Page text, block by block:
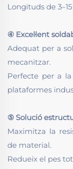
Longituds de
④ Excel·lent
Adequat per a
mecanitzar.
Perfecte per a
plataformes
⑤ Solució
Maximitza la
de material.
Redueix el pes